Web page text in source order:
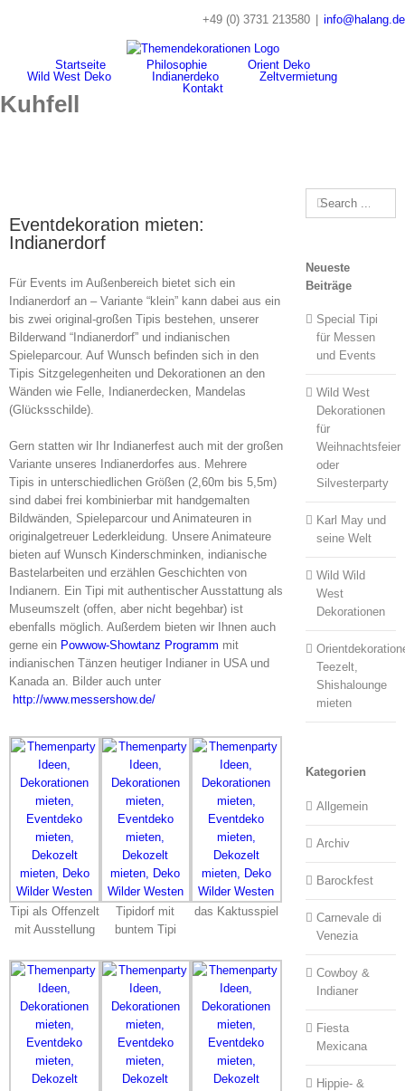
+49 (0) 3731 213580 info@halang.de
Startseite Philosophie
Orient Deko
Wild West Deko
Indianerdeko
Zeltvermietung
Kontakt
Kuhfell
Eventdekoration mieten:
Indianerdorf
Für Events im Außenbereich bietet sich ein
Indianerdorf an – Variante “klein” kann dabei aus ein
bis zwei original-großen Tipis bestehen, unserer
Bilderwand “Indianerdorf” und indianischen
Spieleparcour. Auf Wunsch befinden sich in den
Tipis Sitzgelegenheiten und Dekorationen an den
Wänden wie Felle, Indianerdecken, Mandelas
(Glücksschilde).
Gern statten wir Ihr Indianerfest auch mit der großen
Variante unseres Indianerdorfes aus. Mehrere
Tipis in unterschiedlichen Größen (2,60m bis 5,5m)
sind dabei frei kombinierbar mit handgemalten
Bildwänden, Spieleparcour und Animateuren in
originalgetreuer Lederkleidung. Unsere Animateure
bieten auf Wunsch Kinderschminken, indianische
Bastelarbeiten und erzählen Geschichten von
Indianern. Ein Tipi mit authentischer Ausstattung als
Museumszelt (offen, aber nicht begehbar) ist
ebenfalls möglich. Außerdem bieten wir Ihnen auch
gerne ein Powwow-Showtanz Programm mit
indianischen Tänzen heutiger Indianer in USA und
Kanada an. Bilder auch unter
http://www.messershow.de/
Tipi als Offenzelt
mit Ausstellung
Tipidorf mit
buntem Tipi
das Kaktusspiel
Search
for:
Neueste
Beiträge
Special Tipi
für Messen
und Events
Wild West
Dekorationen
für
Weihnachtsfeier
oder
Silvesterparty
Karl May und
seine Welt
Wild Wild
West
Dekorationen
Teezelt,
Shishalounge
mieten
Kategorien
Allgemein
Archiv
Barockfest
Carnevale di
Venezia
Cowboy &
Indianer
Fiesta
Mexicana
Hippie- &